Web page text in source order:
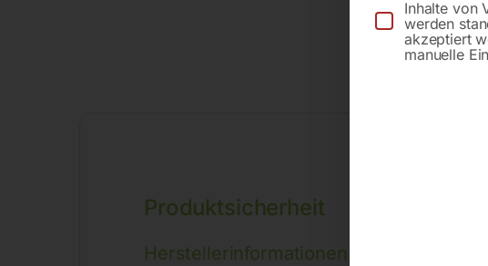
Produktsicherheit
Herstellerinformationen
Inhalte von
werden
akzeptiert
manuelle